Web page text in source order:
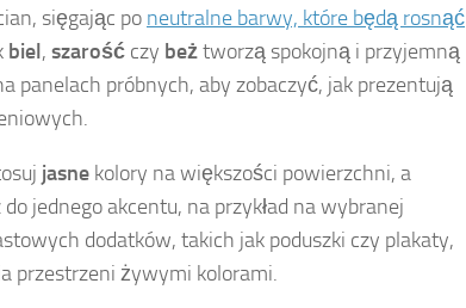
sięgając po neutralne barwy, które będą rosnąć
biel, szarość czy beżtworzą spokojną i przyjemną
panelach próbnych, aby zobaczyć, jak prezentują
jasne kolory na większości powierzchni, a
jednego akcentu, na przykład na wybranej
dodatków, takich jak poduszki czy plakaty,
przestrzeni żywymi kolorami.